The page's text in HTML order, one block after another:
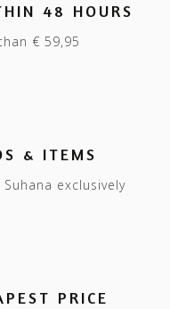
48 HOURS
€ 59,95
& ITEMS
exclusively
PRICE